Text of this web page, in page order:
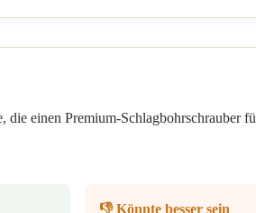
die einen Premium-Schlagbohrschrauber
👎 Könnte besser sein